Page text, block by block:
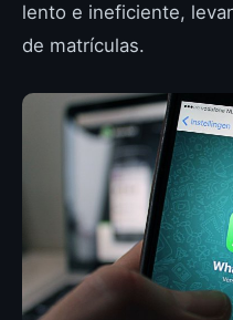
lento e ineficiente,
de matrículas.